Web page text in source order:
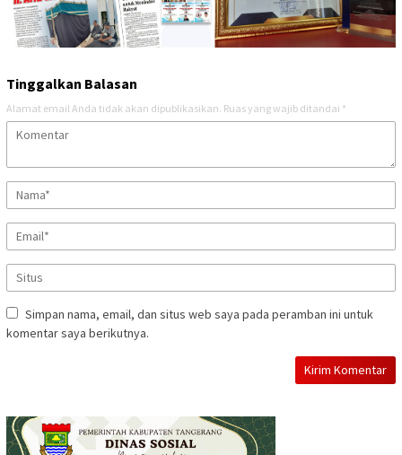
Tinggalkan Balasan
Alamat email Anda tidak akan dipublikasikan. Ruas yang wajib ditandai *
Simpan nama, email, dan situs web saya pada peramban ini untuk
komentar saya berikutnya.